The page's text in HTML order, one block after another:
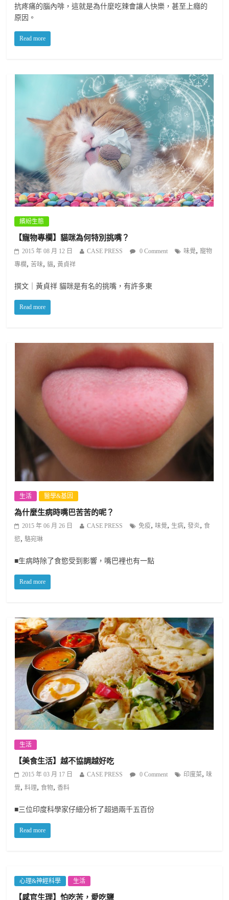
抗疼痛的腦內啡，這就是為什麼吃辣會讓人快樂，甚至上癮的
原因。
Read more
繽紛生態
【寵物專欄】貓咪為何特別挑嘴？
2015 年 08 月 12 日 CASE PRESS 0 Comment 味覺,寵物
專欄 ,苦味,貓,黃貞祥
撰文｜黃貞祥 貓咪是有名的挑嘴，有許多東
Read more
生活 醫學&基因
為什麼生病時嘴巴苦苦的呢？
2015 年 06 月 26 日 CASE PRESS 免疫, 味覺, 生病,發炎,食
慾, 駱宛琳
■生病時除了食慾受到影響，嘴巴裡也有一點
Read more
生活
【美食生活】越不協調越好吃
2015 年 03 月 17 日 CASE PRESS 0 Comment 印度菜, 味
覺,料理,食物,香料
■三位印度科學家仔細分析了超過兩千五百份
Read more
心理&神經科學 生活
【感官生理】怕吃苦，愛吃鹽